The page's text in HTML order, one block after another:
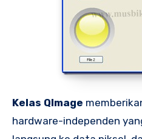
Kelas QImage
hardware-independen